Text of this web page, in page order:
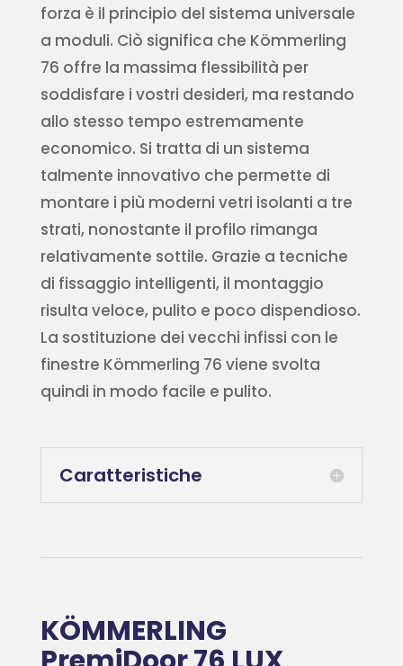
forza è il principio del sistema universale
a moduli. Ciò significa che Kömmerling
76 offre la massima flessibilità per
soddisfare i vostri desideri, ma restando
allo stesso tempo estremamente
economico. Si tratta di un sistema
talmente innovativo che permette di
montare i più moderni vetri isolanti a tre
strati, nonostante il profilo rimanga
relativamente sottile. Grazie a tecniche
di fissaggio intelligenti, il montaggio
risulta veloce, pulito e poco dispendioso.
La sostituzione dei vecchi infissi con le
finestre Kömmerling 76 viene svolta
quindi in modo facile e pulito.
Caratteristiche
KÖMMERLING